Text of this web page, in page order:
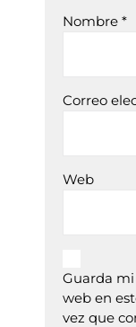
Nombre *
Correo
Web
Guarda
web en
vez que